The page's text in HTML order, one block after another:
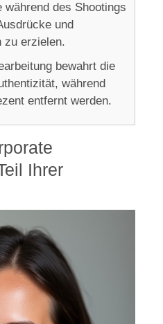
des Shootings
und
zu erzielen.
bewahrt die
während
entfernt werden.
Ihrer